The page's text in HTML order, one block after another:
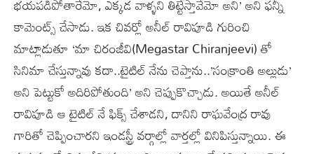
భయపడిపోతారేమో, ఎక్కడ వాళ్ళని తిట్టేస్తావేమో అని’ అని ఫన్నీ
కామెంట్స్ చేసాడు. ఇక చివర్లో అనీల్ రావిపూడి గురించి
మాట్లాడుతూ ‘మా చిరంజీవి(Megastar Chiranjeevi) తో
సినిమా చేస్తున్నావు కదా..టైటిల్ నేను చెప్తాను..’సంక్రాంతి అల్లుడు’
అని పెట్టుకో అదిరిపోతుంది’ అని చెప్పుకొచ్చాడు. అయితే అనీల్
రావిపూడి ఆ టైటిల్ నే ఫిక్స్ చేశాడని, దానిని రాఘవేంద్ర రావు
గారితో చెప్పించారని ఇండస్ట్రీ వర్గాల్లో వార్తల్లో వినిపిస్తున్నాయి. ఈ